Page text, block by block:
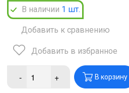
В наличии 1 шт.
Добавить к сравнению
Добавить в избранное
- + В корзину